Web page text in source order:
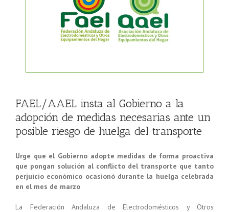
FAEL/AAEL insta al Gobierno a la
adopción de medidas necesarias ante un
posible riesgo de huelga del transporte
Urge que el Gobierno adopte medidas de forma proactiva
que pongan solución al conflicto del transporte que tanto
perjuicio económico ocasionó durante la huelga celebrada
en el mes de marzo
La Federación Andaluza de Electrodomésticos y Otros